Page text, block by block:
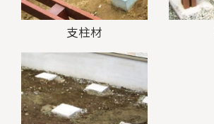
支柱材